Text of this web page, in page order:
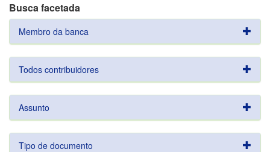
Busca facetada
Membro da banca
Todos contribuidores
Assunto
Tipo de documento